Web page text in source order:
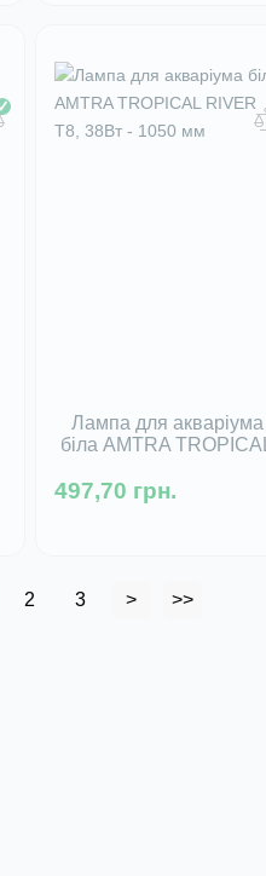
Лампа для акваріума
біла AMTRA TROPICAL
мм
497,70 грн.
2 3 > >>